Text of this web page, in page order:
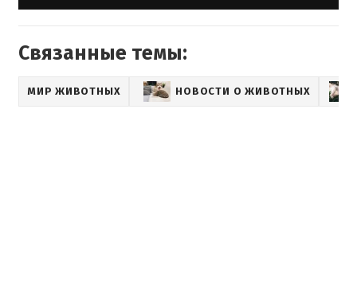
Связанные темы:
МИР ЖИВОТНЫХ НОВОСТИ О ЖИВОТНЫХ